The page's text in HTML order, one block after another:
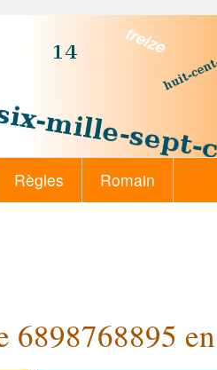
Règles Romain
6898768895